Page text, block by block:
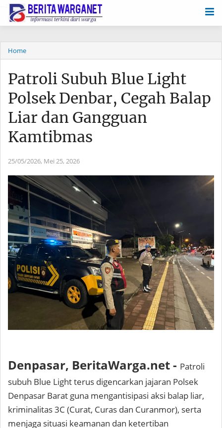
Home
Patroli Subuh Blue Light
Polsek Denbar, Cegah Balap
Liar dan Gangguan
Kamtibmas
25/05/2026, Mei 25, 2026
Denpasar, BeritaWarga.net - Patroli
subuh Blue Light terus digencarkan jajaran Polsek
Denpasar Barat guna mengantisipasi aksi balap liar,
kriminalitas 3C (Curat, Curas dan Curanmor), serta
menjaga situasi keamanan dan ketertiban